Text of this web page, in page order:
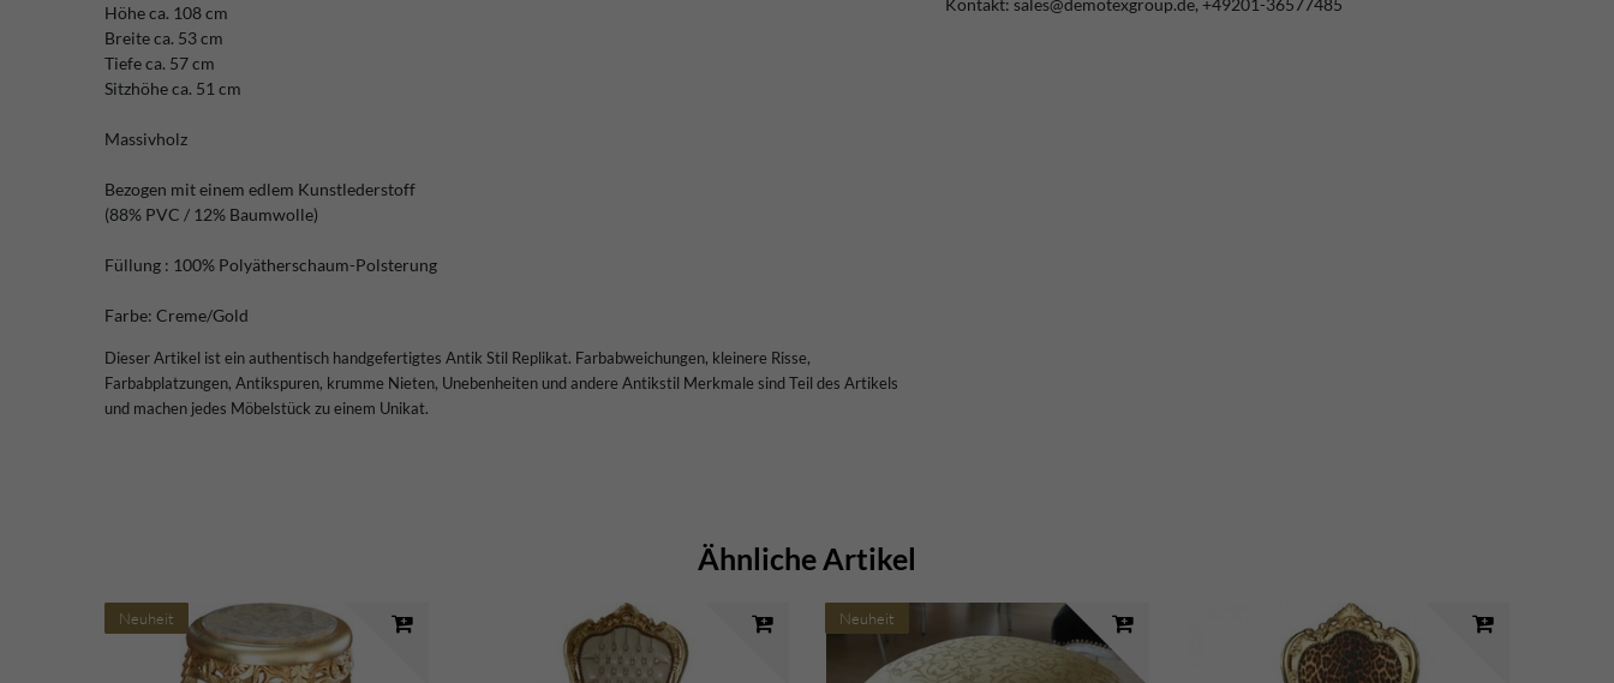
Höhe ca. 108 cm
Breite ca. 53 cm
Tiefe ca. 57 cm
Sitzhöhe ca. 51 cm
Massivholz
Bezogen mit einem edlem Kunstlederstoff
(88% PVC / 12% Baumwolle)
Füllung : 100% Polyätherschaum-Polsterung
Farbe: Creme/Gold
Dieser Artikel ist ein authentisch handgefertigtes Antik Stil Replikat. Farbabweichungen, kleinere Risse,
Farbabplatzungen, Antikspuren, krumme Nieten, Unebenheiten und andere Antikstil Merkmale sind Teil des Artikels
und machen jedes Möbelstück zu einem Unikat.
Ähnliche Artikel
Neuheit Neuheit